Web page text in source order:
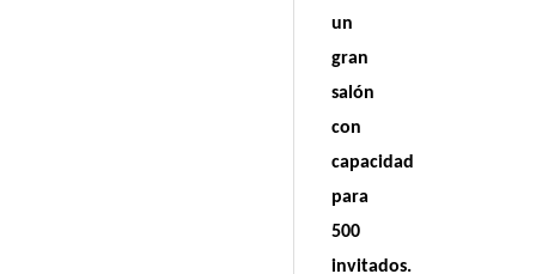
un
gran
salón
con
capacidad
para
500
invitados.